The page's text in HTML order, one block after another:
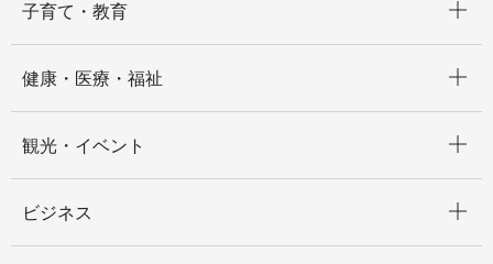
子育て・教育
健康・医療・福祉
観光・イベント
ビジネス